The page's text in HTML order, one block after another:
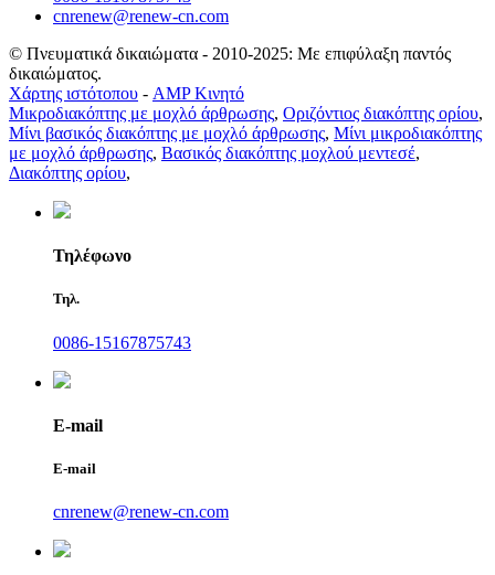
cnrenew@renew-cn.com
© Πνευματικά δικαιώματα - 2010-2025: Με επιφύλαξη παντός
δικαιώματος.
Χάρτης ιστότοπου - AMP Κινητό
Μικροδιακόπτης με μοχλό άρθρωσης, Οριζόντιος διακόπτης ορίου,
Μίνι βασικός διακόπτης με μοχλό άρθρωσης, Μίνι μικροδιακόπτης
με μοχλό άρθρωσης, Βασικός διακόπτης μοχλού μεντεσέ,
Διακόπτης ορίου,
Τηλέφωνο
Τηλ.
0086-15167875743
E-mail
E-mail
cnrenew@renew-cn.com